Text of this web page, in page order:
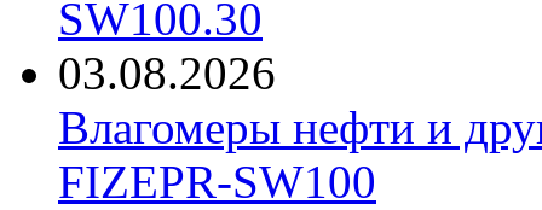
SW100.30
03.08.2026
Влагомеры нефти и
FIZEPR-SW100